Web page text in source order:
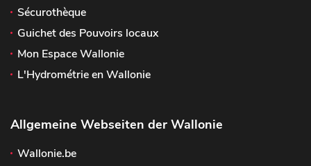
Sécurothèque
Guichet des Pouvoirs locaux
Mon Espace Wallonie
L'Hydrométrie en Wallonie
Allgemeine Webseiten der Wallonie
Wallonie.be